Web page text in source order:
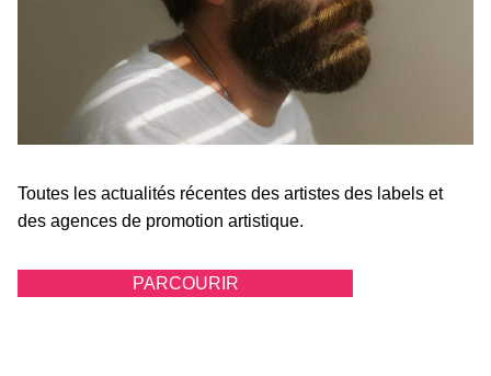
Toutes les actualités récentes des artistes des labels et
des agences de promotion artistique.
PARCOURIR